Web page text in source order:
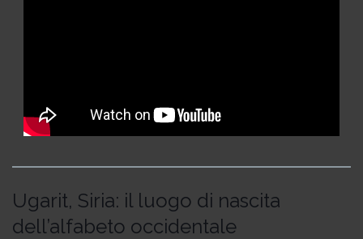
Ugarit, Siria: il luogo di nascita
dell’alfabeto occidentale